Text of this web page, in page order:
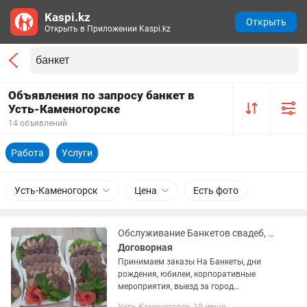
Объявления по запросу банкет в
Усть-Каменогорске
14 объявлений
Работа Услуги
Усть-Каменогорск Цена Есть фото
Обслуживание Банкетов свадеб, торжеств,дни рождения любой сложности
Договорная
Принимаем заказы На Банкеты, дни
рождения, юбилеи, корпоративные
мероприятия, выезд за город
Kaspi.kz
Открыть в Приложении Kaspi.kz
Открыть